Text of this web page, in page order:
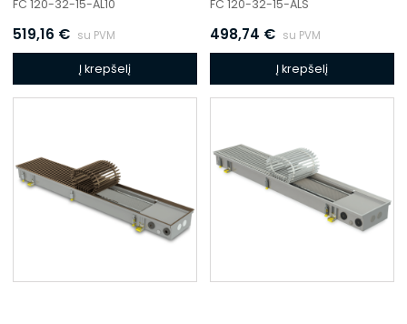
FC 120-32-15-AL10
519,16 € su PVM
Į krepšelį
FC 120-32-15-ALS
498,74 € su PVM
Į krepšelį